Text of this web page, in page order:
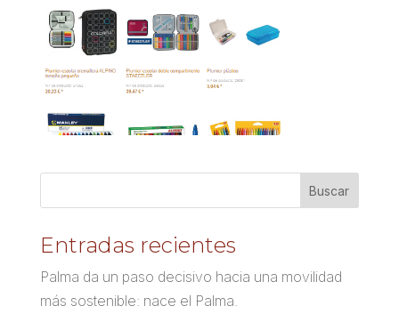
Entradas recientes
Palma da un paso decisivo hacia una movilidad
más sostenible: nace el Palma.